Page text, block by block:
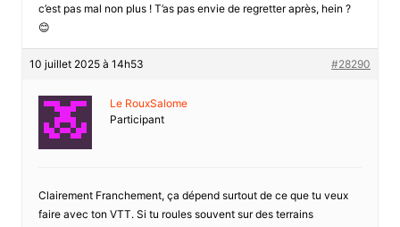
c’est pas mal non plus ! T’as pas envie de regretter après, hein ?
😊
10 juillet 2025 à 14h53 #28290
Le RouxSalome
Participant
Clairement Franchement, ça dépend surtout de ce que tu veux
faire avec ton VTT. Si tu roules souvent sur des terrains